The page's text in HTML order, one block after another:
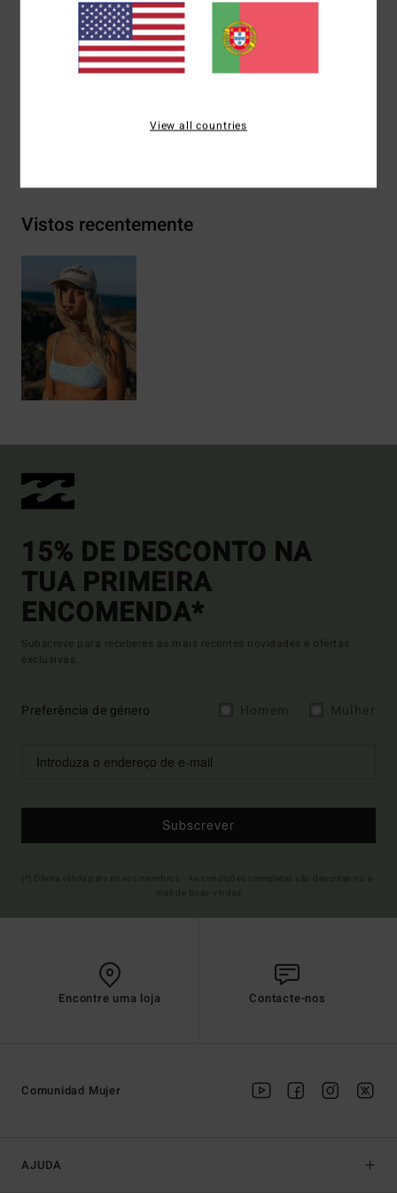
Cobertura:Total
Outras características:Pormenor franzido no busto
Vistos recentemente
15% DE DESCONTO NA
TUA PRIMEIRA
ENCOMENDA*
Subscreve para receberes as mais recentes novidades e ofertas
exclusivas.
Preferência de género
Subscrever
Encontre uma loja Contacte-nos
AJUDA
Comunidad Mujer
View all countries